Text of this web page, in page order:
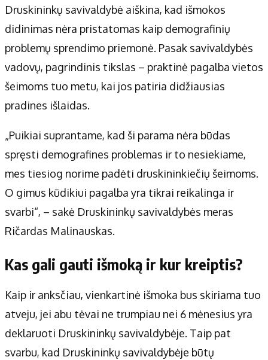
Druskininkų savivaldybė aiškina, kad išmokos
didinimas nėra pristatomas kaip demografinių
problemų sprendimo priemonė. Pasak savivaldybės
vadovų, pagrindinis tikslas – praktinė pagalba vietos
šeimoms tuo metu, kai jos patiria didžiausias
pradines išlaidas.
„Puikiai suprantame, kad ši parama nėra būdas
spręsti demografines problemas ir to nesiekiame,
mes tiesiog norime padėti druskininkiečių šeimoms.
O gimus kūdikiui pagalba yra tikrai reikalinga ir
svarbi“, – sakė Druskininkų savivaldybės meras
Ričardas Malinauskas.
Kas gali gauti išmoką ir kur kreiptis?
Kaip ir anksčiau, vienkartinė išmoka bus skiriama tuo
atveju, jei abu tėvai ne trumpiau nei 6 mėnesius yra
deklaruoti Druskininkų savivaldybėje. Taip pat
svarbu, kad Druskininkų savivaldybėje būtų